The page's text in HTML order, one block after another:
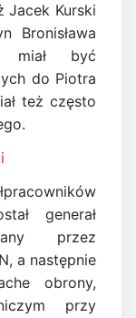
Jacek Kurski
Bronisława
miał być
do Piotra
też często
generał
przez
a następnie
obrony,
przy